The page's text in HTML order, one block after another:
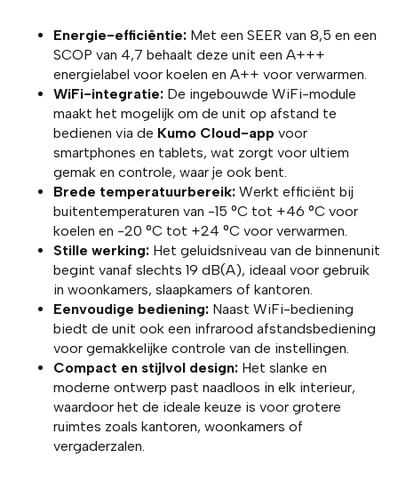
Energie-efficiëntie: Met een SEER van 8,5 en een
SCOP van 4,7 behaalt deze unit een A+++
energielabel voor koelen en A++ voor verwarmen.
WiFi-integratie: De ingebouwde WiFi-module
maakt het mogelijk om de unit op afstand te
bedienen via de Kumo Cloud-app voor
smartphones en tablets, wat zorgt voor ultiem
gemak en controle, waar je ook bent.
Brede temperatuurbereik: Werkt efficiënt bij
buitentemperaturen van -15 °C tot +46 °C voor
koelen en -20 °C tot +24 °C voor verwarmen.
Stille werking: Het geluidsniveau van de binnenunit
begint vanaf slechts 19 dB(A), ideaal voor gebruik
in woonkamers, slaapkamers of kantoren.
Eenvoudige bediening: Naast WiFi-bediening
biedt de unit ook een infrarood afstandsbediening
voor gemakkelijke controle van de instellingen.
Compact en stijlvol design: Het slanke en
moderne ontwerp past naadloos in elk interieur,
waardoor het de ideale keuze is voor grotere
ruimtes zoals kantoren, woonkamers of
vergaderzalen.